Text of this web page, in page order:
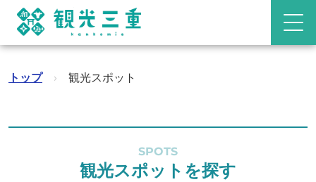
トップ › 観光スポット
SPOTS
観光スポットを探す